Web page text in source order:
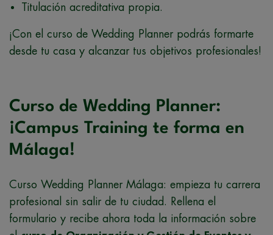
Titulación acreditativa propia.
¡Con el curso de Wedding Planner podrás formarte
desde tu casa y alcanzar tus objetivos profesionales!
Curso de Wedding Planner:
¡Campus Training te forma en
Málaga!
Curso Wedding Planner Málaga: empieza tu carrera
profesional sin salir de tu ciudad. Rellena el
formulario y recibe ahora toda la información sobre